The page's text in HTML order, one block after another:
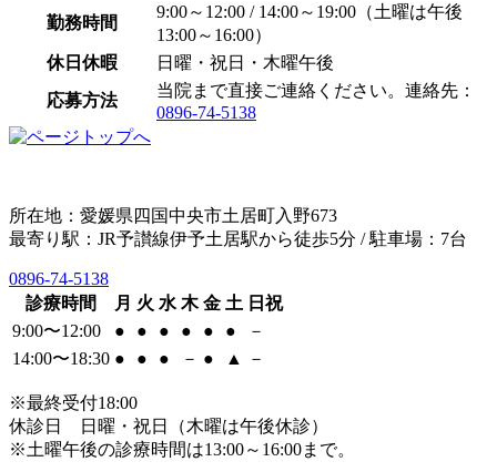
勤務時間
9:00～12:00 / 14:00～19:00（土曜は午後
13:00～16:00）
休日休暇
日曜・祝日・木曜午後
応募方法
当院まで直接ご連絡ください。連絡先：
0896-74-5138
所在地：愛媛県四国中央市土居町入野673
最寄り駅：JR予讃線伊予土居駅から徒歩5分 / 駐車場：7台
0896-74-5138
診療時間
月 火 水 木 金 土 日祝
9:00〜12:00
● ● ● ● ● ●
－
14:00〜18:30 ● ● ● － ● ▲ －
※最終受付18:00
休診日 日曜・祝日（木曜は午後休診）
※土曜午後の診療時間は13:00～16:00まで。